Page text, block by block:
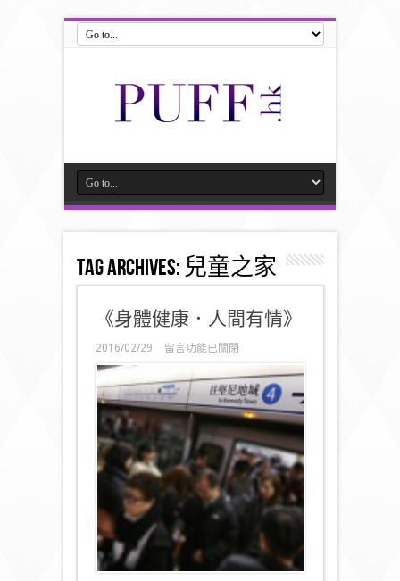
Tag Archives:兒童之家
《身體健康．人間有情》
2016/02/29
在
體
健
康．
人
間
有
情》〉
中
留言功能已關閉